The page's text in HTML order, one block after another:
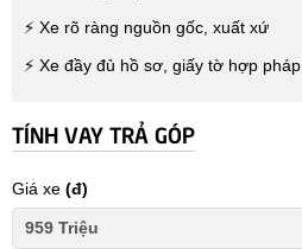
⚡ Xe rõ ràng nguồn gốc, xuất xứ
⚡ Xe đầy đủ hồ sơ, giấy tờ hợp pháp
TÍNH VAY TRẢ GÓP
Giá xe (đ)